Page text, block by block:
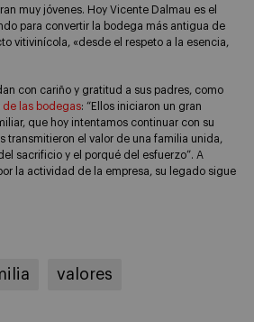
muy jóvenes. Hoy Vicente Dalmau es el
para convertir la bodega más antigua de
vitivinícola, «desde el respeto a la esencia,
con cariño y gratitud a sus padres, como
de las bodegas: “Ellos iniciaron un gran
que hoy intentamos continuar con su
transmitieron el valor de una familia unida,
sacrificio y el porqué del esfuerzo”. A
la actividad de la empresa, su legado sigue
valores